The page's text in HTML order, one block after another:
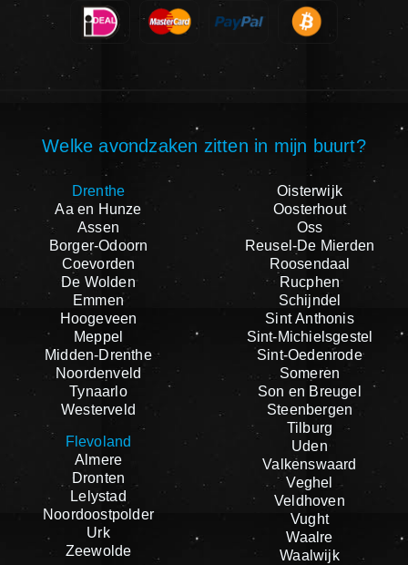
Welke avondzaken zitten in mijn buurt?
Drenthe
Aa en Hunze
Assen
Borger-Odoorn
Coevorden
De Wolden
Emmen
Hoogeveen
Meppel
Midden-Drenthe
Noordenveld
Tynaarlo
Westerveld
Flevoland
Almere
Dronten
Lelystad
Noordoostpolder
Urk
Zeewolde
Oisterwijk
Oosterhout
Oss
Reusel-De Mierden
Roosendaal
Rucphen
Schijndel
Sint Anthonis
Sint-Michielsgestel
Sint-Oedenrode
Someren
Son en Breugel
Steenbergen
Tilburg
Uden
Valkenswaard
Veghel
Veldhoven
Vught
Waalre
Waalwijk